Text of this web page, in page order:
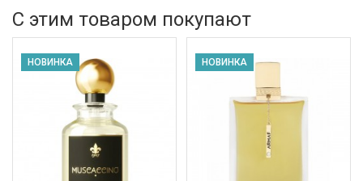
С этим товаром покупают
НОВИНКА НОВИНКА